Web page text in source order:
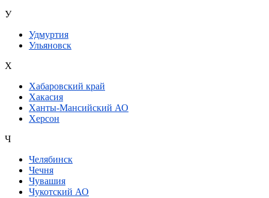
У
Удмуртия
Ульяновск
Х
Хабаровский край
Хакасия
Ханты-Мансийский АО
Херсон
Ч
Челябинск
Чечня
Чувашия
Чукотский АО